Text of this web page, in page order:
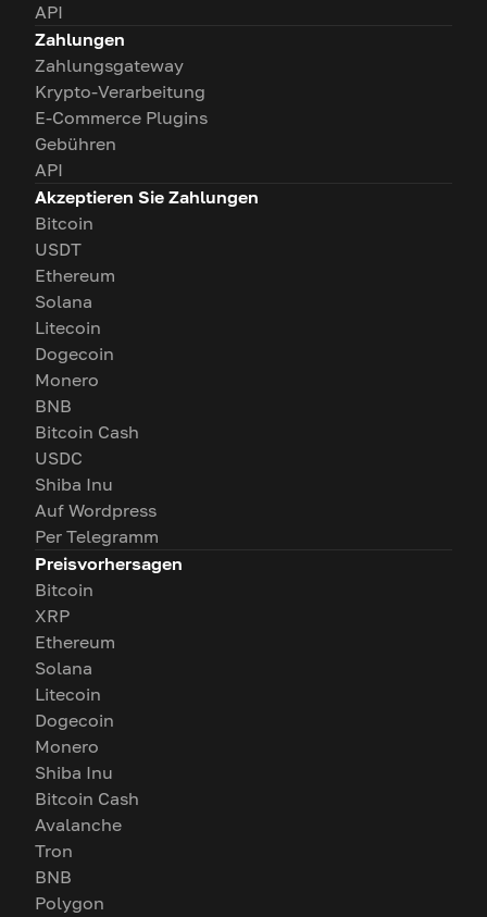
API
Zahlungen
Zahlungsgateway
Krypto-Verarbeitung
E-Commerce Plugins
Gebühren
API
Akzeptieren Sie Zahlungen
Bitcoin
USDT
Ethereum
Solana
Litecoin
Dogecoin
Monero
BNB
Bitcoin Cash
USDC
Shiba Inu
Auf Wordpress
Per Telegramm
Preisvorhersagen
Bitcoin
XRP
Ethereum
Solana
Litecoin
Dogecoin
Monero
Shiba Inu
Bitcoin Cash
Avalanche
Tron
BNB
Polygon